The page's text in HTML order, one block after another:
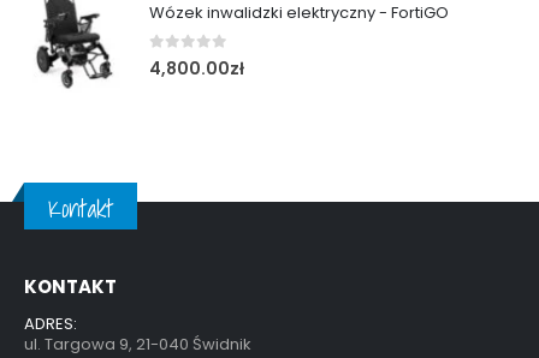
Wózek inwalidzki elektryczny - FortiGO
0out of 5
4,800.00zł
Kontakt
KONTAKT
ADRES:
ul. Targowa 9, 21-040 Świdnik